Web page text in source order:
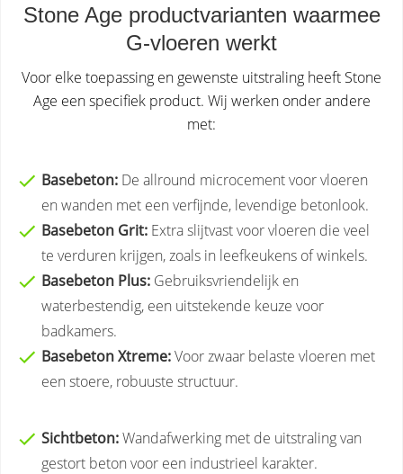
Stone Age productvarianten waarmee
G-vloeren werkt
Voor elke toepassing en gewenste uitstraling heeft Stone
Age een specifiek product. Wij werken onder andere
met:
Basebeton: De allround microcement voor vloeren
en wanden met een verfijnde, levendige betonlook.
Basebeton Grit: Extra slijtvast voor vloeren die veel
te verduren krijgen, zoals in leefkeukens of winkels.
Basebeton Plus: Gebruiksvriendelijk en
waterbestendig, een uitstekende keuze voor
badkamers.
Basebeton Xtreme:Voor zwaar belaste vloeren met
een stoere, robuuste structuur.
Sichtbeton:Wandafwerking met de uitstraling van
gestort beton voor een industrieel karakter.